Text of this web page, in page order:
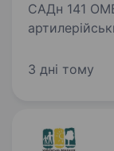
САДн 141
3 дні тому